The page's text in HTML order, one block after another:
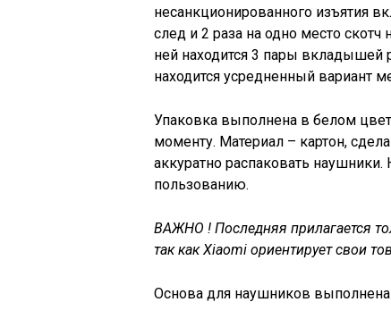
несанкционированного изъятия
след и 2 раза на одно место скотч
ней находится 3 пары вкладышей
находится усредненный вариант
Упаковка выполнена в белом
моменту. Материал – картон,
аккуратно распаковать
пользованию.
ВАЖНО ! Последняя прилагается
так как Xiaomi ориентирует свои
Основа для наушников